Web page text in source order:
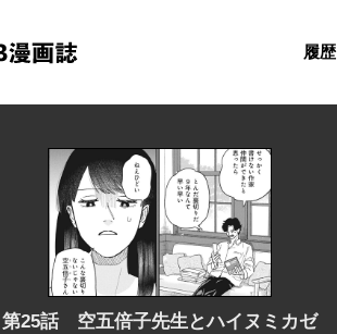
履歴
第25話 空五倍子先生とハイヌミカゼ